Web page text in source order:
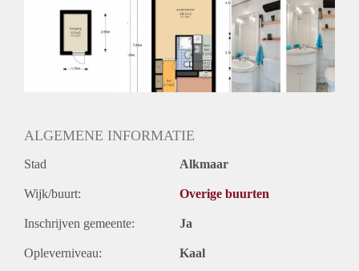
ALGEMENE INFORMATIE
Stad Alkmaar
Wijk/buurt: Overige buurten
Inschrijven gemeente: Ja
Opleverniveau: Kaal